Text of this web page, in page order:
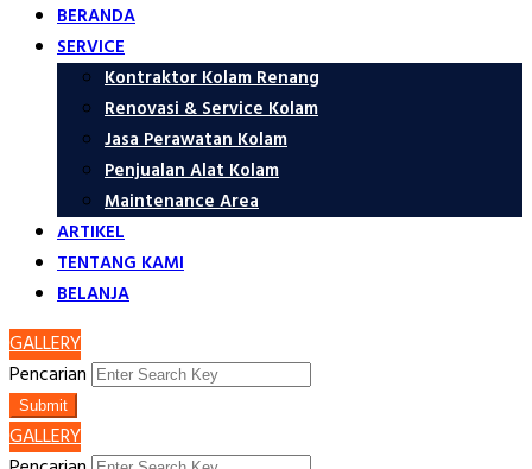
BERANDA
SERVICE
Kontraktor Kolam Renang
Renovasi & Service Kolam
Jasa Perawatan Kolam
Penjualan Alat Kolam
Maintenance Area
ARTIKEL
TENTANG KAMI
BELANJA
GALLERY
Pencarian
Submit
GALLERY